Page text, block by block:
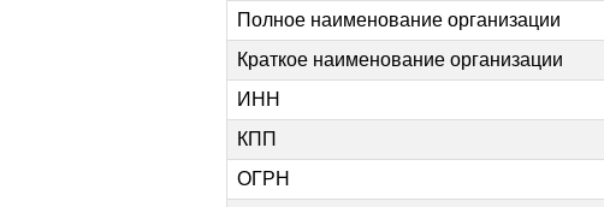
Полное наименование организации
Краткое наименование организации
ИНН
КПП
ОГРН